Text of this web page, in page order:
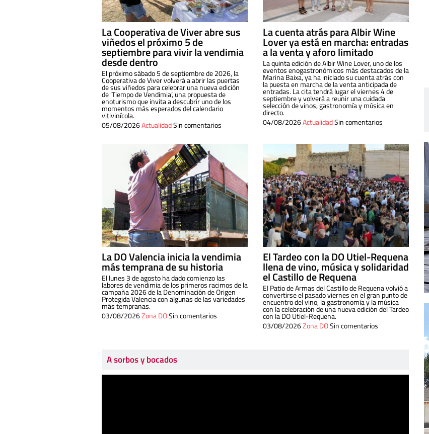
La Cooperativa de Viver abre sus
viñedos el próximo 5 de
septiembre para vivir la vendimia
desde dentro
El próximo sábado 5 de septiembre de 2026, la
Cooperativa de Viver volverá a abrir las puertas
de sus viñedos para celebrar una nueva edición
de ‘Tiempo de Vendimia’, una propuesta de
enoturismo que invita a descubrir uno de los
momentos más esperados del calendario
vitivinícola.
05/08/2026ActualidadSin comentarios
La cuenta atrás para Albir Wine
Lover ya está en marcha: entradas
a la venta y aforo limitado
La quinta edición de Albir Wine Lover, uno de los
eventos enogastronómicos más destacados de la
Marina Baixa, ya ha iniciado su cuenta atrás con
la puesta en marcha de la venta anticipada de
entradas. La cita tendrá lugar el viernes 4 de
septiembre y volverá a reunir una cuidada
selección de vinos, gastronomía y música en
directo.
04/08/2026ActualidadSin comentarios
La DO Valencia inicia la vendimia
más temprana de su historia
El lunes 3 de agosto ha dado comienzo las
labores de vendimia de los primeros racimos de la
campaña 2026 de la Denominación de Origen
Protegida Valencia con algunas de las variedades
más tempranas.
03/08/2026Zona DOSin comentarios
El Tardeo con la DO Utiel-Requena
llena de vino, música y solidaridad
el Castillo de Requena
El Patio de Armas del Castillo de Requena volvió a
convertirse el pasado viernes en el gran punto de
encuentro del vino, la gastronomía y la música
con la celebración de una nueva edición del Tardeo
con la DO Utiel-Requena.
03/08/2026Zona DOSin comentarios
A sorbos y bocados